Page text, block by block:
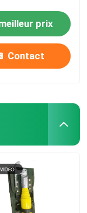
prix
Contact